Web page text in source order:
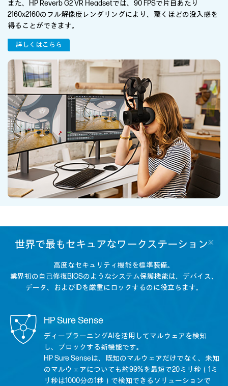
また、HP Reverb G2 VR Headsetでは、90 FPSで片目あたり
2160x2160のフル解像度レンダリングにより、驚くほどの没入感を
得ることができます。
詳しくはこちら
世界で最もセキュアなワークステーション※
高度なセキュリティ機能を標準装備。
業界初の自己修復BIOSのようなシステム保護機能は、デバイス、
データ、およびIDを厳重にロックするのに役立ちます。
HP Sure Sense
ディープラーニングAIを活用してマルウェアを検知
し、ブロックする新機能です。
HP Sure Senseは、既知のマルウェアだけでなく、未知
のマルウェアについても約99%を最短で20ミリ秒（1ミ
リ秒は1000分の1秒）で検知できるソリューションで